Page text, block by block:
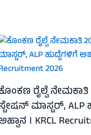
ರೈಲ್ವೆ ನೇಮಕಾತಿ
ಮಾಸ್ಟರ್, ALP
। KRCL